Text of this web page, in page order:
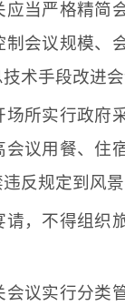
当严格精简
会议规模、
术手段改进
所实行政府
议用餐、住
反规定到风
请，不得组织
议实行分类